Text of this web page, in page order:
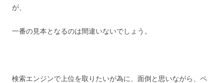
が、
一番の見本となるのは間違いないでしょう。
検索エンジンで上位を取りたいが為に、面倒と思いながら、ペ